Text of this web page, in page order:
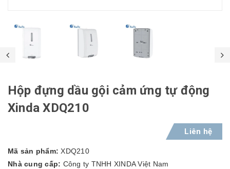
Hộp đựng dầu gội cảm ứng tự động
Xinda XDQ210
Liên hệ
Mã sản phẩm:XDQ210
Nhà cung cấp: Công ty TNHH XINDA Việt Nam